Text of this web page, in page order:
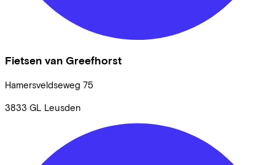
Fietsen van Greefhorst
Hamersveldseweg 75
3833 GL Leusden